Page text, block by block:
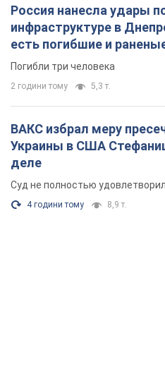
Россия нанесла удары
инфраструктуре в
есть погибшие и
Погибли три человека
2 години тому 5,3 т.
ВАКС избрал меру
Украины в США
деле
Суд не полностью
4 години тому 8,9 т.